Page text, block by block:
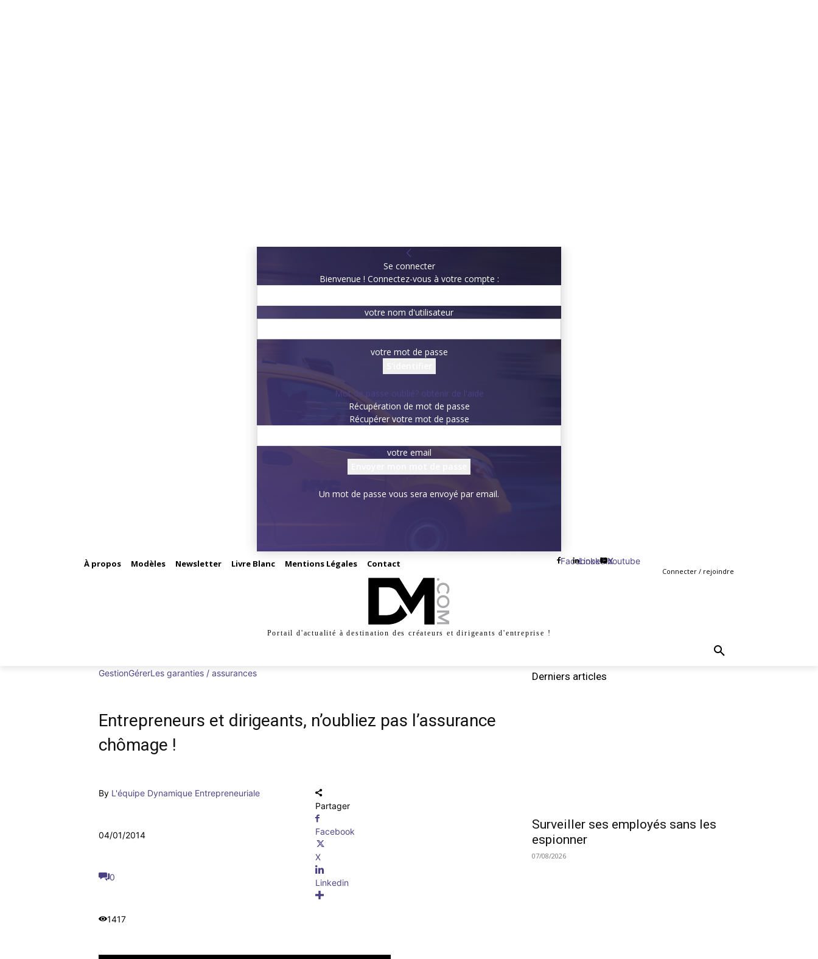
Se connecter
Bienvenue ! Connectez-vous à votre compte :
votre nom d'utilisateur
votre mot de passe
Mot de passe oublié? obtenir de l'aide
Récupération de mot de passe
Récupérer votre mot de passe
votre email
Un mot de passe vous sera envoyé par email.
À propos Modèles Newsletter Livre Blanc Mentions Légales Contact Facebook
Linkedin
X
Youtube
Connecter / rejoindre
Portail d'actualité à destination des créateurs et dirigeants d'entreprise !
GestionGérerLes garanties / assurances
Entrepreneurs et dirigeants, n’oubliez pas l’assurance
chômage !
By L'équipe Dynamique Entrepreneuriale
04/01/2014
0
1417
Partager
Facebook
X
Linkedin
Derniers articles
Surveiller ses employés sans les
espionner
07/08/2026